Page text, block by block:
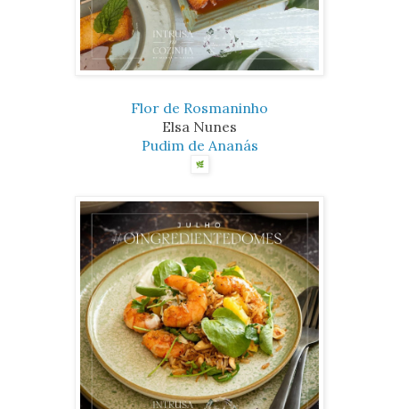
Flor de Rosmaninho
Elsa Nunes
Pudim de Ananás